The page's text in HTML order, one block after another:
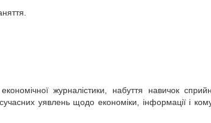
журналістики, набуття навичок
уявлень щодо економіки, інформації і